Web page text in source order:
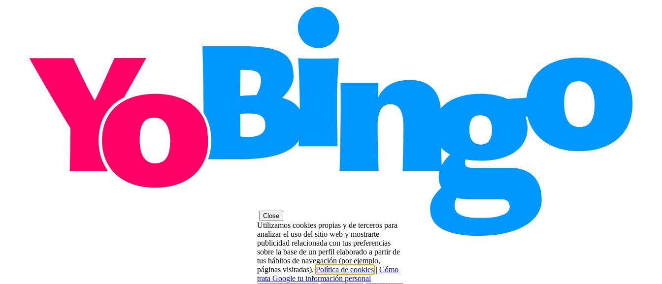
Close
Utilizamos cookies propias y de terceros para
analizar el uso del sitio web y mostrarte
publicidad relacionada con tus preferencias
sobre la base de un perfil elaborado a partir de
tus hábitos de navegación (por ejemplo,
páginas visitadas). Política de cookies | Cómo
trata Google tu información personal